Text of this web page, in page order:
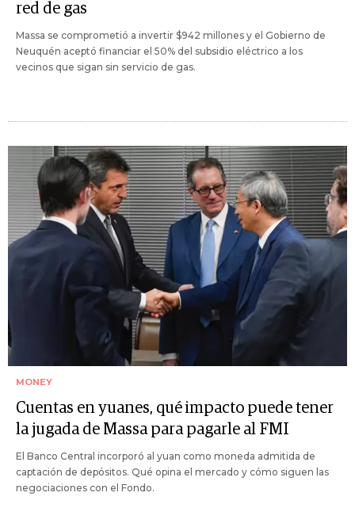
red de gas
Massa se comprometió a invertir $942 millones y el Gobierno de
Neuquén aceptó financiar el 50% del subsidio eléctrico a los
vecinos que sigan sin servicio de gas.
MONEY
Cuentas en yuanes, qué impacto puede tener
la jugada de Massa para pagarle al FMI
El Banco Central incorporó al yuan como moneda admitida de
captación de depósitos. Qué opina el mercado y cómo siguen las
negociaciones con el Fondo.